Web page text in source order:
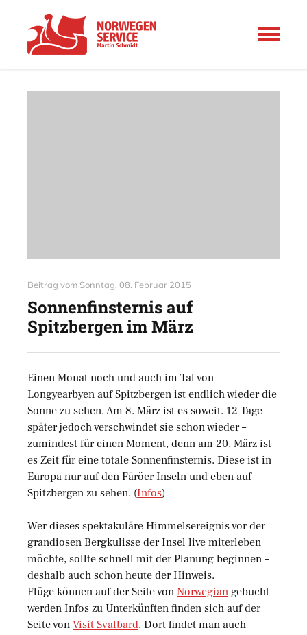
Beitrag vom Sonntag, 08. Februar 2015
Sonnenfinsternis auf
Spitzbergen im März
Einen Monat noch und auch im Tal von
Longyearbyen auf Spitzbergen ist endlich wieder die
Sonne zu sehen. Am 8. März ist es soweit. 12 Tage
später jedoch verschwindet sie schon wieder –
zumindest für einen Moment, denn am 20. März ist
es Zeit für eine totale Sonnenfinsternis. Diese ist in
Europa nur auf den Färöer Inseln und eben auf
Spitzbergen zu sehen. (Infos)
Wer dieses spektakuläre Himmelsereignis vor der
grandiosen Bergkulisse der Insel live miterleben
möchte, sollte schnell mit der Planung beginnen –
deshalb auch schon heute der Hinweis.
Flüge können auf der Seite von Norwegian gebucht
werden Infos zu Unterkünften finden sich auf der
Seite von Visit Svalbard. Dort findet man auch